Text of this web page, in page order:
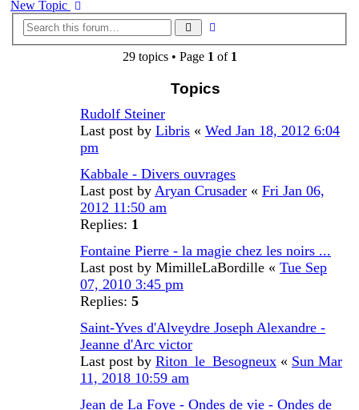
New Topic
Search
29 topics • Page 1 of 1
Topics
Rudolf Steiner
Last post by Libris « Wed Jan 18, 2012 6:04
pm
Kabbale - Divers ouvrages
Last post by Aryan Crusader « Fri Jan 06,
2012 11:50 am
Replies: 1
Fontaine Pierre - la magie chez les noirs ...
Last post by MimilleLaBordille « Tue Sep
07, 2010 3:45 pm
Replies: 5
Saint-Yves d'Alveydre Joseph Alexandre -
Jeanne d'Arc victor
Last post by Riton_le_Besogneux « Sun Mar
11, 2018 10:59 am
Jean de La Foye - Ondes de vie - Ondes de